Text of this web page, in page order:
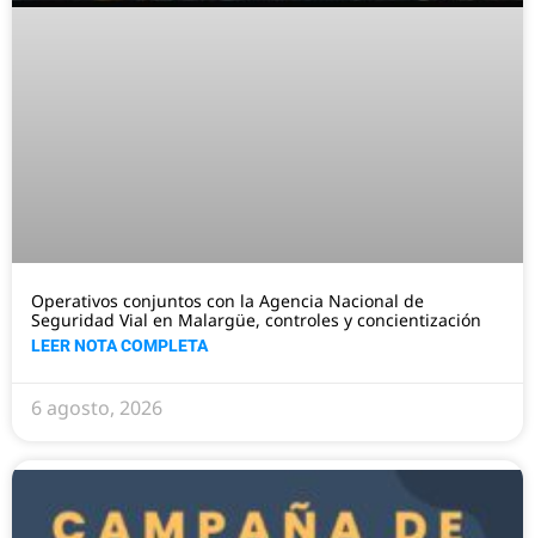
Operativos conjuntos con la Agencia Nacional de
Seguridad Vial en Malargüe, controles y concientización
LEER NOTA COMPLETA
6 agosto, 2026